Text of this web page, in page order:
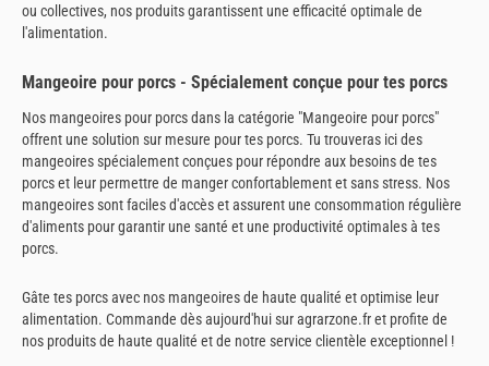
ou collectives, nos produits garantissent une efficacité optimale de
l'alimentation.
Mangeoire pour porcs - Spécialement conçue pour tes porcs
Nos mangeoires pour porcs dans la catégorie "Mangeoire pour porcs"
offrent une solution sur mesure pour tes porcs. Tu trouveras ici des
mangeoires spécialement conçues pour répondre aux besoins de tes
porcs et leur permettre de manger confortablement et sans stress. Nos
mangeoires sont faciles d'accès et assurent une consommation régulière
d'aliments pour garantir une santé et une productivité optimales à tes
porcs.
Gâte tes porcs avec nos mangeoires de haute qualité et optimise leur
alimentation. Commande dès aujourd'hui sur agrarzone.fr et profite de
nos produits de haute qualité et de notre service clientèle exceptionnel !